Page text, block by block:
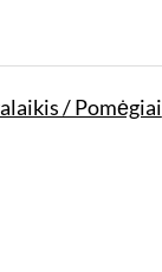
/ Pomėgiai